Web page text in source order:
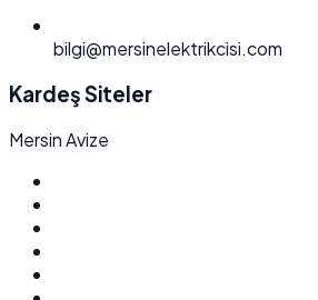
bilgi@mersinelektrikcisi.com
Kardeş Siteler
Mersin Avize